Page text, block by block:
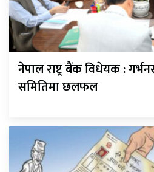
नेपाल राष्ट्र बैंक विधेयक :
समितिमा छलफल